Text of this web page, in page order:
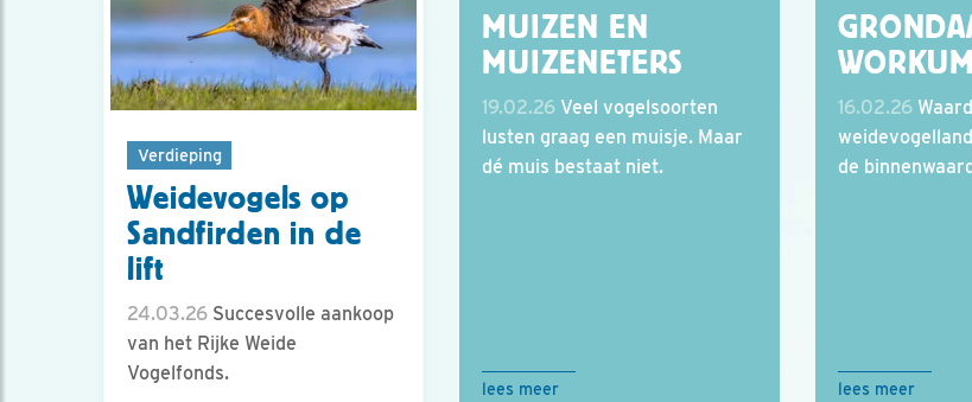
Verdieping
Weidevogels op
Sandfirden in de
lift
24.03.26 Succesvolle aankoop
van het Rijke Weide
Vogelfonds.
MUIZEN EN
MUIZENETERS
19.02.26 Veel vogelsoorten
lusten graag een muisje. Maar
dé muis bestaat niet.
lees meer
16.02.26
de
lees meer